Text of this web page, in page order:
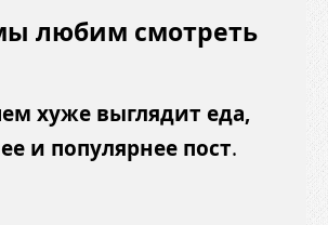
любим смотреть
хуже выглядит еда,
и популярнее пост.